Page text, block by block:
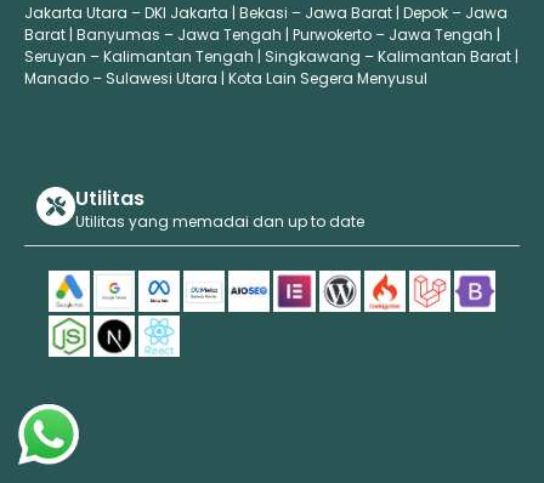
Jakarta Utara – DKI Jakarta | Bekasi – Jawa Barat | Depok – Jawa
Barat | Banyumas – Jawa Tengah | Purwokerto – Jawa Tengah |
Seruyan – Kalimantan Tengah | Singkawang – Kalimantan Barat |
Manado – Sulawesi Utara | Kota Lain Segera Menyusul
Utilitas
Utilitas yang memadai dan up to date